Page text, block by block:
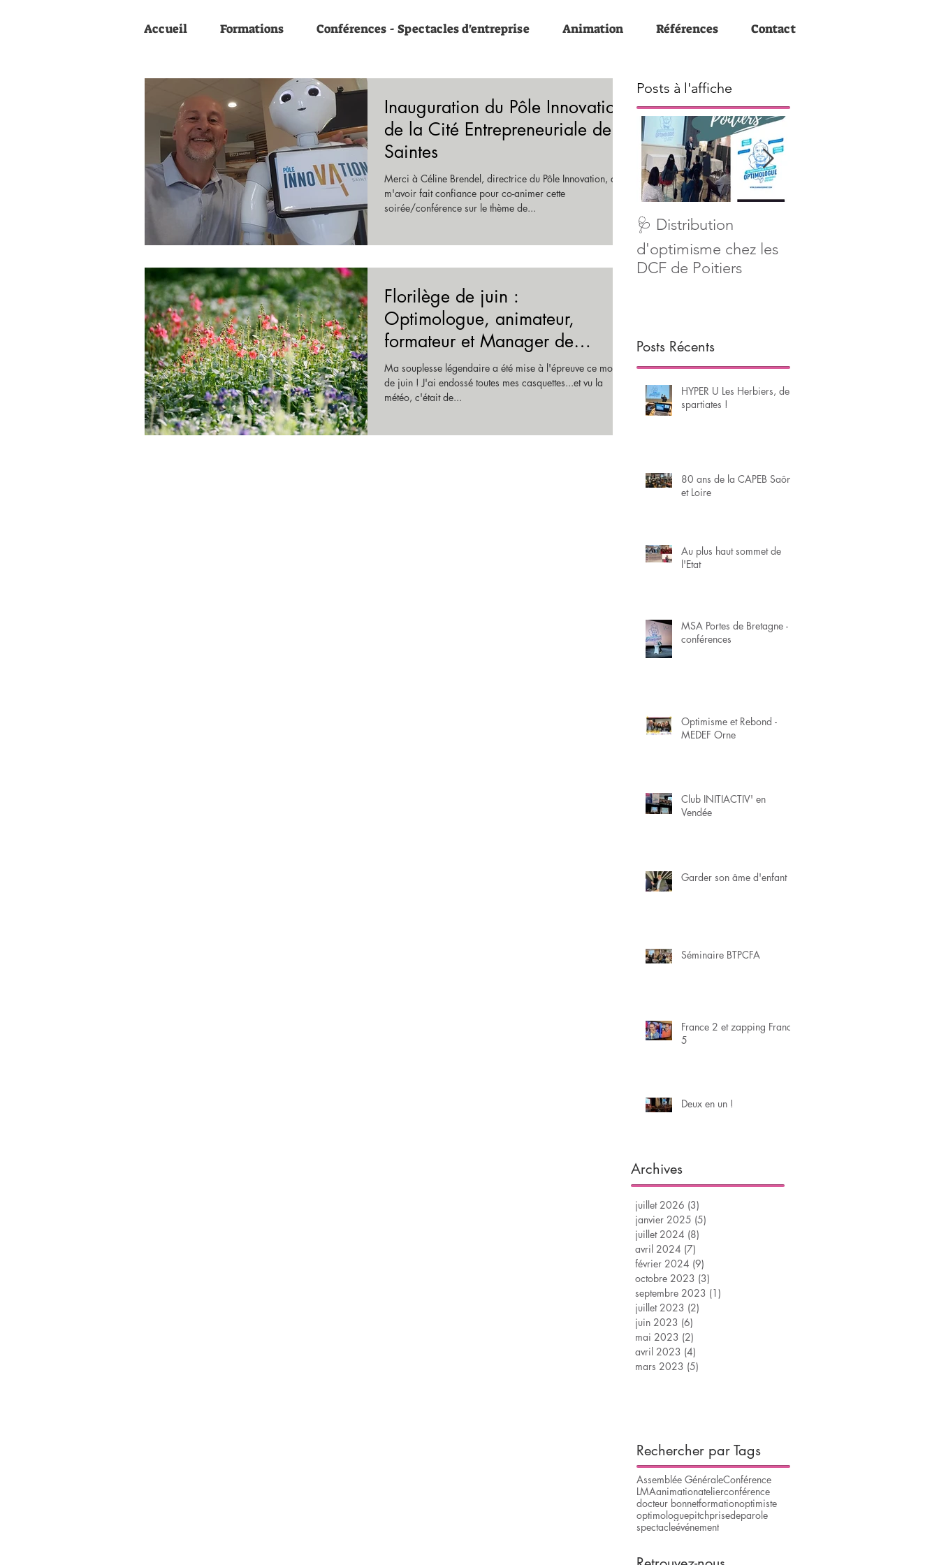
Accueil Formations Conférences - Spectacles d'entreprise Animation Références Contact
Inauguration du Pôle Innovation
de la Cité Entrepreneuriale de
Saintes
Merci à Céline Brendel, directrice du Pôle Innovation, de
m'avoir fait confiance pour co-animer cette
soirée/conférence sur le thème de...
Florilège de juin :
Optimologue, animateur,
formateur et Manager de
l'année !!!
Ma souplesse légendaire a été mise à l'épreuve ce mois
de juin ! J'ai endossé toutes mes casquettes...et vu la
météo, c'était de...
Posts à l'affiche
🩺 Distribution
d'optimisme chez les
DCF de Poitiers
Posts Récents
HYPER U Les Herbiers, des
spartiates !
80 ans de la CAPEB Saône
et Loire
Au plus haut sommet de
l'Etat
MSA Portes de Bretagne - 2
conférences
Optimisme et Rebond -
MEDEF Orne
Club INITIACTIV' en
Vendée
Garder son âme d'enfant !
Séminaire BTPCFA
France 2 et zapping France
5
Deux en un !
Archives
juillet 2026 (3)
janvier 2025 (5)
juillet 2024 (8)
avril 2024 (7)
février 2024 (9)
octobre 2023 (3)
septembre 2023 (1)
juillet 2023 (2)
juin 2023 (6)
mai 2023 (2)
avril 2023 (4)
mars 2023 (5)
Rechercher par Tags
Assemblée GénéraleConférence
LMAanimationatelierconférence
docteur bonnetformationoptimiste
optimologuepitchprisedeparole
spectacleévénement